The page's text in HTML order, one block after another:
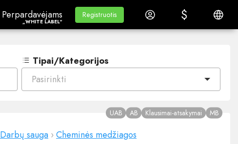
Perpardavėjams„White Label“
Perpardavėjams
„WHITE LABEL“
Mokymasis
Mokymasis
Registruotis
Registruotis Prisijungti $
$ Lietuvių
Tipai/Kategorijos
Pasirinkti
Darbų sauga ›Cheminės medžiagos
UAB AB Klausimai-atsakymai MB